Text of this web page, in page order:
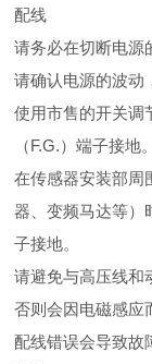
配线
请务必在切断电源
请确认电源的波动
使用市售的开关调
（F.G.）端子接地。
在传感器安装部周
器、变频马达等）
子接地。
请避免与高压线和
否则会因电磁感应
配线错误会导致故